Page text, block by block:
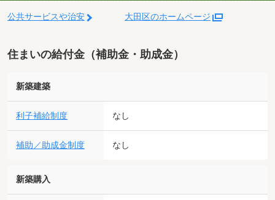
公共サービスや治安 大田区のホームページ
住まいの給付金（補助金・助成金）
新築建築
利子補給制度 なし
補助／助成金制度 なし
新築購入